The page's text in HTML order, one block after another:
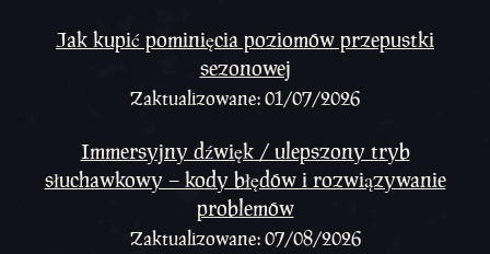
Jak kupić pominięcia poziomów przepustki
sezonowej
Zaktualizowane: 01/07/2026
Immersyjny dźwięk / ulepszony tryb
słuchawkowy – kody błędów i rozwiązywanie
problemów
Zaktualizowane: 07/08/2026